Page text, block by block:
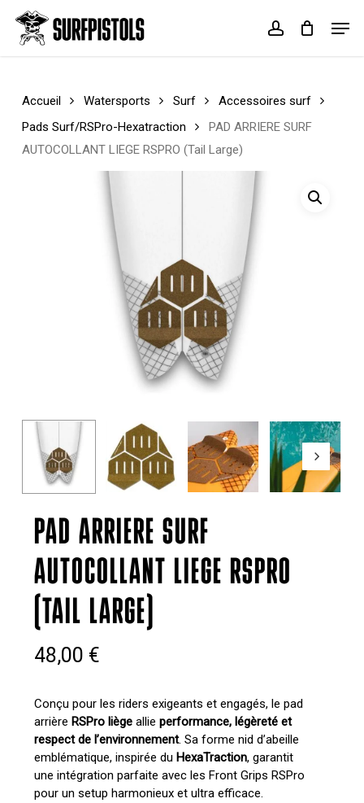
main
account
Cart Close
Accueil Watersports Surf
Accessoires surf
Pads Surf/RSPro-Hexatraction
PAD ARRIERE SURF
AUTOCOLLANT LIEGE RSPRO (Tail Large)
PAD ARRIERE SURF
AUTOCOLLANT LIEGE RSPRO
(TAIL LARGE)
48,00 €
Conçu pour les riders exigeants et engagés, le pad
arrière RSPro liègeallie performance, légèreté et
respect de l’environnement. Sa forme nid d’abeille
emblématique, inspirée du HexaTraction, garantit
une intégration parfaite avec les Front Grips RSPro
pour un setup harmonieux et ultra efficace.